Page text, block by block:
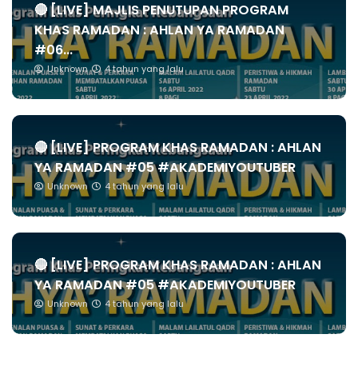
🔴 [LIVE] MAJLIS PENUTUPAN PROGRAM
KHAS RAMADAN : AHLAN YA RAMADAN
#06...
Unknown 4 tahun yang lalu
🔴 [LIVE] PROGRAM KHAS RAMADAN : AHLAN
YA RAMADAN #05 #AKADEMIYOUTUBER
Unknown 4 tahun yang lalu
🔴 [LIVE] PROGRAM KHAS RAMADAN : AHLAN
YA RAMADAN #05 #AKADEMIYOUTUBER
Unknown 4 tahun yang lalu